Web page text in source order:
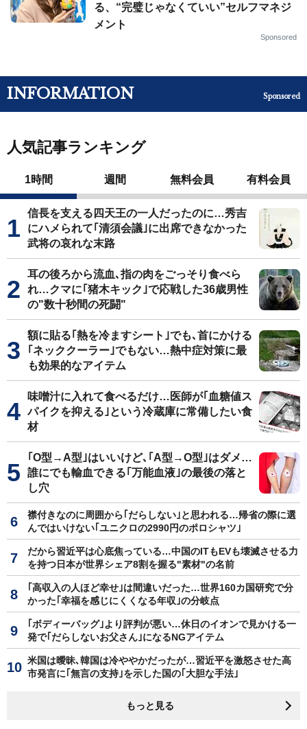
る、“完璧じゃなくていい”セルフマネジ
メント
Sponsored
INFORMATION Sponsored
人気記事ランキング
1時間 週間 無料会員 有料会員
信長を支える四天王の一人だったのに…秀吉
にハメられて｢清須会議｣に出席できなかった
武将の哀れな末路
耳の後ろから流血､指の肉をごっそり食べら
れ…クマに｢猪木キック｣で応戦した36歳男性
の"数十秒間の死闘"
額に貼る｢熱を冷ますシート｣でも､首にかける
｢ネッククーラー｣でもない…熱中症対策に最
も効果的なアイテム
味噌汁に入れて食べるだけ…医師が｢血糖値ス
パイクを抑える｣という冷蔵庫に常備したい食
材
｢O型→A型｣はいいけど､｢A型→O型｣はダメ…
誰にでも輸血できる｢万能血液｣の最後の落と
し穴
襟付きなのに周囲から｢だらしない｣と思われる…帰省の際に選
んではいけない｢ユニクロの2990円のポロシャツ｣
だから習近平は心底焦っている…中国のITもEVも壊滅させる力
を持つ日本が世界シェア8割を握る"素材"の名前
｢高収入の人ほど幸せ｣は間違いだった…世界160カ国研究で分
かった｢幸福を感じにくくなる年収｣の分岐点
｢ボディーバッグ｣より評判が悪い…休日のイオンで見かける一
発で｢だらしないお父さん｣になるNGアイテム
米国は曖昧､韓国は冷ややかだったが…習近平を激怒させた高
市発言に｢無言の支持｣を示した国の｢大胆な手法｣
もっと見る